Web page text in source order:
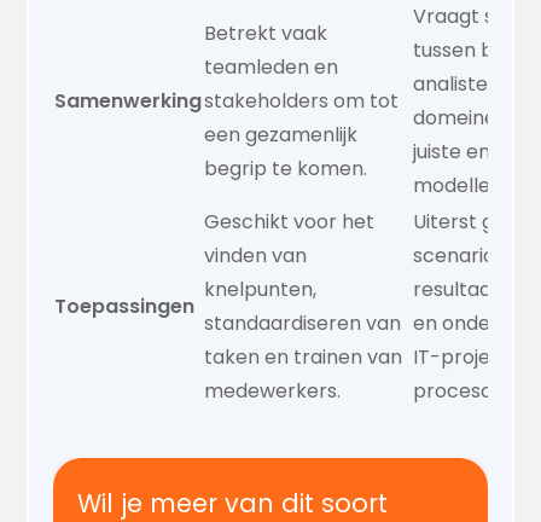
Samenwerking
Betrekt vaak
teamleden en
stakeholders om tot
een gezamenlijk
begrip te komen.
Vraagt
tussen
analisten en
juiste en
modellen.
Toepassingen
Geschikt voor het
vinden van
knelpunten,
standaardiseren van
taken en trainen van
medewerkers.
Uiterst
en
IT-projecten
Wil je meer van dit soort